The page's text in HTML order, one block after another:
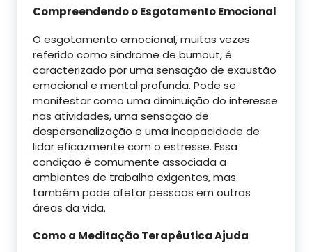
Compreendendo o Esgotamento Emocional
O esgotamento emocional, muitas vezes
referido como síndrome de burnout, é
caracterizado por uma sensação de exaustão
emocional e mental profunda. Pode se
manifestar como uma diminuição do interesse
nas atividades, uma sensação de
despersonalização e uma incapacidade de
lidar eficazmente com o estresse. Essa
condição é comumente associada a
ambientes de trabalho exigentes, mas
também pode afetar pessoas em outras
áreas da vida.
Como a Meditação Terapêutica Ajuda